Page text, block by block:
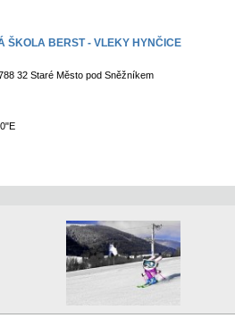
ŠKOLA BERST - VLEKY HYNČICE
32 Staré Město pod Sněžníkem